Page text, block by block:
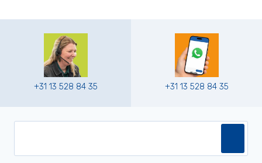
+31 13 528 84 35 +31 13 528 84 35